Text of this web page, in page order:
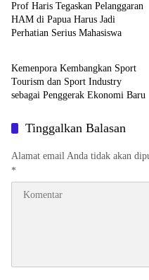
Prof Haris Tegaskan Pelanggaran
HAM di Papua Harus Jadi
Perhatian Serius Mahasiswa
Uncategorized
Kemenpora Kembangkan Sport
Tourism dan Sport Industry
sebagai Penggerak Ekonomi Baru
Tinggalkan Balasan
Alamat email Anda tidak akan
*